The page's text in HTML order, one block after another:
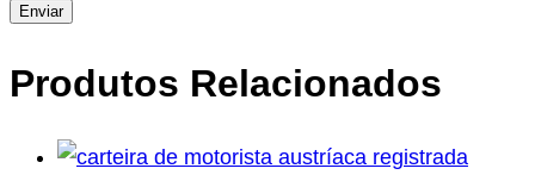
Enviar
Produtos Relacionados